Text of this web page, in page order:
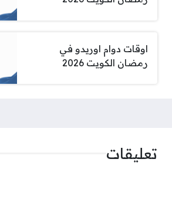
اوقات دوام اوريدو في
رمضان الكويت 2026
تعليقات